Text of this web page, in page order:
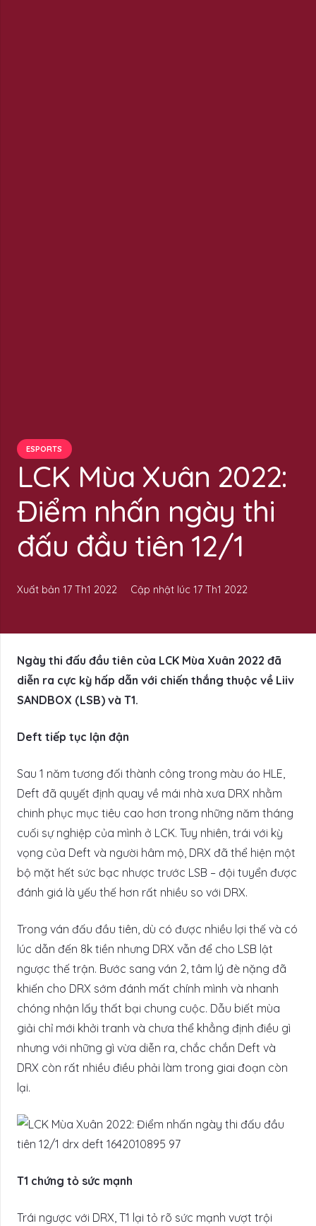
ESPORTS
LCK Mùa Xuân 2022:
Điểm nhấn ngày thi
đấu đầu tiên 12/1
Xuất bản 17 Th1 2022 Cập nhật lúc17 Th1 2022
Ngày thi đấu đầu tiên của LCK Mùa Xuân 2022 đã
diễn ra cực kỳ hấp dẫn với chiến thắng thuộc về Liiv
SANDBOX (LSB) và T1.
Deft tiếp tục lận đận
Sau 1 năm tương đối thành công trong màu áo HLE,
Deft đã quyết định quay về mái nhà xưa DRX nhằm
chinh phục mục tiêu cao hơn trong những năm tháng
cuối sự nghiệp của mình ở LCK. Tuy nhiên, trái với kỳ
vọng của Deft và người hâm mộ, DRX đã thể hiện một
bộ mặt hết sức bạc nhược trước LSB – đội tuyển được
đánh giá là yếu thế hơn rất nhiều so với DRX.
Trong ván đấu đầu tiên, dù có được nhiều lợi thế và có
lúc dẫn đến 8k tiền nhưng DRX vẫn để cho LSB lật
ngược thế trận. Bước sang ván 2, tâm lý đè nặng đã
khiến cho DRX sớm đánh mất chính mình và nhanh
chóng nhận lấy thất bại chung cuộc. Dẫu biết mùa
giải chỉ mới khởi tranh và chưa thể khẳng định điều gì
nhưng với những gì vừa diễn ra, chắc chắn Deft và
DRX còn rất nhiều điều phải làm trong giai đoạn còn
lại.
T1 chứng tỏ sức mạnh
Trái ngược với DRX, T1 lại tỏ rõ sức mạnh vượt trội